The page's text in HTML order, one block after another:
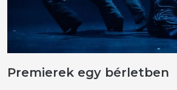
Premierek egy bérletben